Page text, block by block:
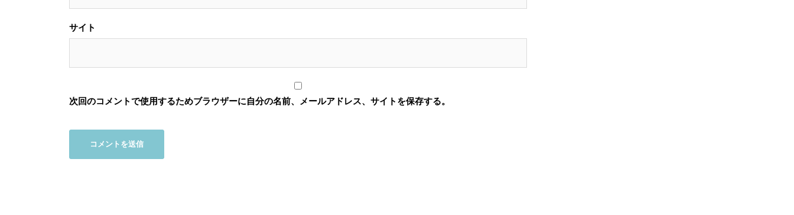
サイト
次回のコメントで使用するためブラウザーに自分の名前、メールアドレス、サイトを保存する。